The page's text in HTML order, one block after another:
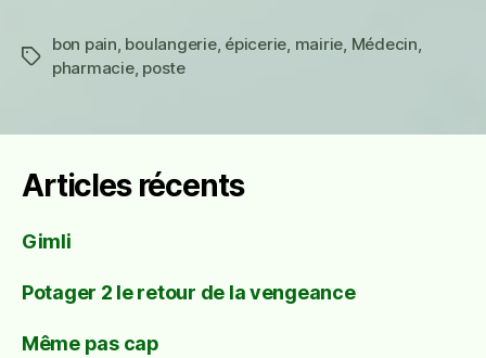
Étiquettes
bon pain boulangerie, épicerie mairie Médecin
pharmacie, poste
Articles récents
Gimli
Potager 2 le retour de la vengeance
Même pas cap